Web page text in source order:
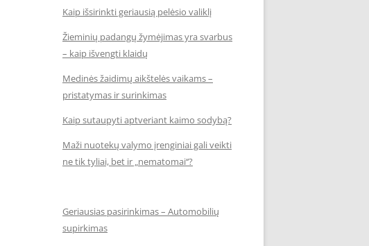
Kaip išsirinkti geriausią pelėsio valiklį
Žieminių padangų žymėjimas yra svarbus
– kaip išvengti klaidų
Medinės žaidimų aikštelės vaikams –
pristatymas ir surinkimas
Kaip sutaupyti aptveriant kaimo sodybą?
Maži nuotekų valymo įrenginiai gali veikti
ne tik tyliai, bet ir „nematomai‘‘?
Geriausias pasirinkimas – Automobilių
supirkimas